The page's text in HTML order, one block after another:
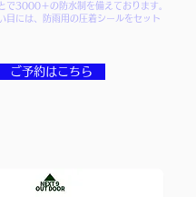
で3000＋の防水制を備えております。
目には、防雨用の圧着シールをセット
ご予約はこちら